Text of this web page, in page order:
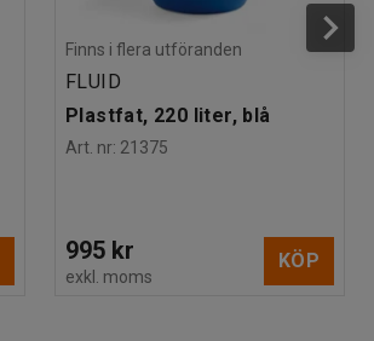
Finns i flera utföranden
FLUID
Plastfat, 220 liter, blå
Art. nr: 21375
995 kr
exkl. moms
KÖP